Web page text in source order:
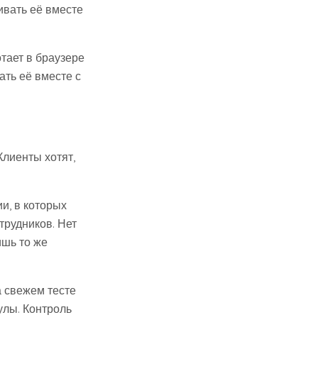
её вместе
в браузере
её вместе с
хотят,
в которых
Нет
то же
свежем тесте
Контроль